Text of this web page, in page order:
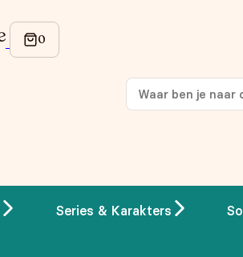
Series & Karakters
op je eerste aankoop!